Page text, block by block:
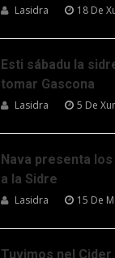
Lasidra 18 De
Esti sábadu la
tomar Gascona
Lasidra 5 De
Nava presenta los
a la Sidre
Lasidra 15 De
Tuvimos nel Cider